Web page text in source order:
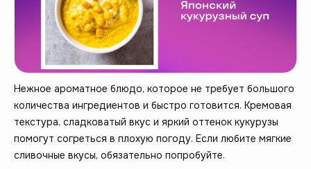
Нежное ароматное блюдо, которое не требует большого
количества ингредиентов и быстро готовится. Кремовая
текстура, сладковатый вкус и яркий оттенок кукурузы
помогут согреться в плохую погоду. Если любите мягкие
сливочные вкусы, обязательно попробуйте.